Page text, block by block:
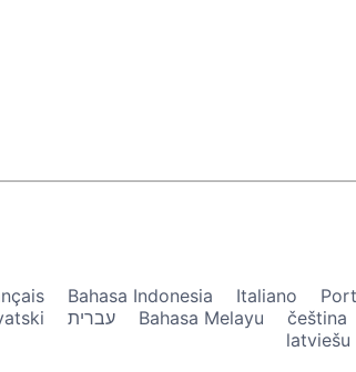
Bahasa Indonesia Italiano
עברית Bahasa Melayu čeština
latviešu